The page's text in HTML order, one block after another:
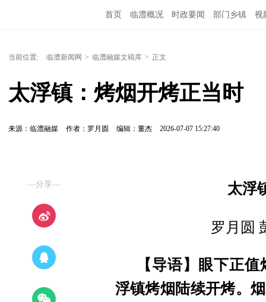
首页 临澧概况 时政要闻 部门乡镇 视
当前位置: 临澧新闻网 > 临澧融媒文稿库 > 正文
太浮镇：烤烟开烤正当时
来源：临澧融媒 作者：罗月圆 编辑：董杰 2026-07-07 15:27:40
—分享— 太浮
罗月圆
【导语】眼下正
浮镇烤烟陆续开烤。